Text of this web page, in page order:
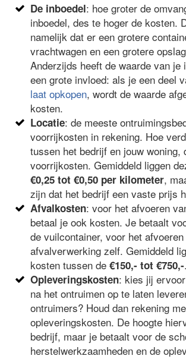
De inboedel: hoe groter de
inboedel, des te hoger de kosten.
namelijk dat er een grotere
vrachtwagen en een grotere
Anderzijds heeft de waarde van je
een grote invloed: als je een deel
laat opkopen, wordt de waarde
kosten.
Locatie: de meeste
voorrijkosten in rekening. Hoe
tussen het bedrijf en jouw woning,
voorrijkosten. Gemiddeld liggen
€0,25 tot €0,50 per kilometer,
zijn dat het bedrijf een vaste prijs
Afvalkosten: voor het afvoeren
betaal je ook kosten. Je betaalt
de vuilcontainer, voor het
afvalverwerking zelf. Gemiddeld
kosten tussen de€150,- tot €750,-.
Opleveringskosten: kies jij
na het ontruimen op te laten
ontruimers? Houd dan rekening
opleveringskosten. De hoogte
bedrijf, maar je betaalt voor de
herstelwerkzaamheden en de